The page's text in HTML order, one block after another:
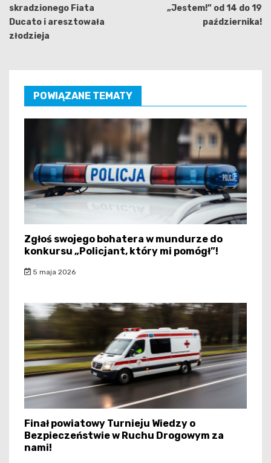
skradzionego Fiata
Ducato i aresztowała
złodzieja
„Jestem!” od 14 do 19
października!
POWIĄZANE TEMATY
Zgłoś swojego bohatera w mundurze do
konkursu „Policjant, który mi pomógł”!
5 maja 2026
Finał powiatowy Turnieju Wiedzy o
Bezpieczeństwie w Ruchu Drogowym za
nami!